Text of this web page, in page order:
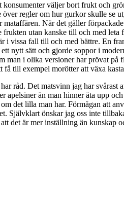
konsumenter väljer bort frukt och
regler om hur gurkor skulle se
När det gäller
utan kanske till och med
i vissa fall till och med bättre. En
nytt sätt och gjorde soppor i
man i olika versioner har prövat på
till exempel morötter att växa
råd. Det matsvinn jag har svårast
apelsiner än man hinner äta upp
det lilla man har. Förmågan att
Självklart önskar jag oss inte
det är mer inställning än kunskap